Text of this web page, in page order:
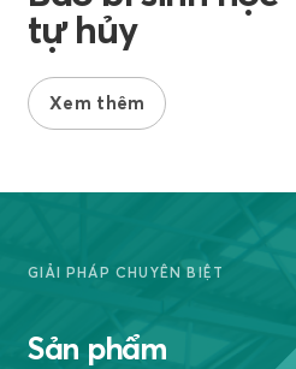
tự hủy
Xem thêm
GIẢI PHÁP CHUYÊN BIỆT
Sản phẩm